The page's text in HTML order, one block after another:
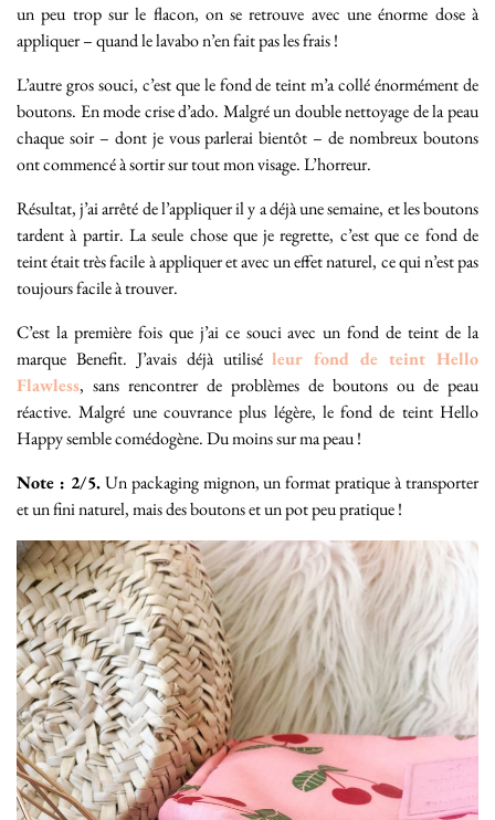
un peu trop sur le flacon, on se retrouve avec une énorme dose à
appliquer – quand le lavabo n’en fait pas les frais !
L’autre gros souci, c’est que le fond de teint m’a collé énormément de
boutons. En mode crise d’ado. Malgré un double nettoyage de la peau
chaque soir – dont je vous parlerai bientôt – de nombreux boutons
ont commencé à sortir sur tout mon visage. L’horreur.
Résultat, j’ai arrêté de l’appliquer il y a déjà une semaine, et les boutons
tardent à partir. La seule chose que je regrette, c’est que ce fond de
teint était très facile à appliquer et avec un effet naturel, ce qui n’est pas
toujours facile à trouver.
C’est la première fois que j’ai ce souci avec un fond de teint de la
marque Benefit. J’avais déjà utiliséleur fond de teint Hello
Flawless, sans rencontrer de problèmes de boutons ou de peau
réactive. Malgré une couvrance plus légère, le fond de teint Hello
Happy semble comédogène. Du moins sur ma peau !
Note : 2/5.Un packaging mignon, un format pratique à transporter
et un fini naturel, mais des boutons et un pot peu pratique !